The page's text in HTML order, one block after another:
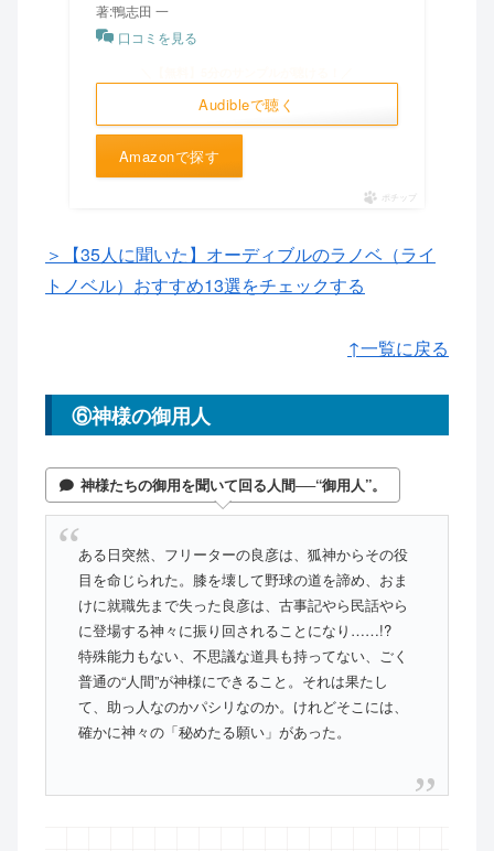
著:鴨志田 一
口コミを見る
Amazonで探す
Audibleで聴く
ポチップ
＞【35人に聞いた】オーディブルのラノベ（ライ
トノベル）おすすめ13選をチェックする
↑一覧に戻る
⑥神様の御用人
神様たちの御用を聞いて回る人間──“御用人”。
ある日突然、フリーターの良彦は、狐神からその役
目を命じられた。膝を壊して野球の道を諦め、おま
けに就職先まで失った良彦は、古事記やら民話やら
に登場する神々に振り回されることになり……!?
特殊能力もない、不思議な道具も持ってない、ごく
普通の“人間”が神様にできること。それは果たし
て、助っ人なのかパシリなのか。けれどそこには、
確かに神々の「秘めたる願い」があった。